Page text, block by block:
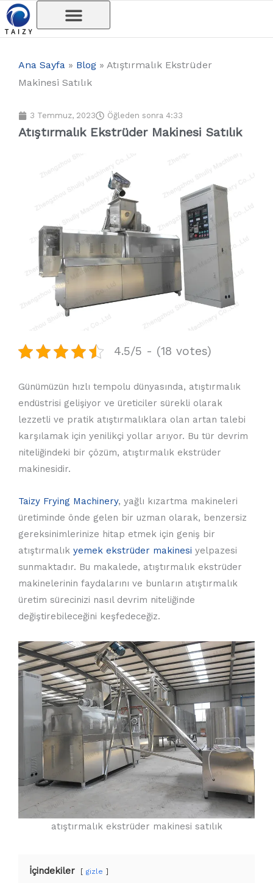
İçeriğe
atla
Ana Sayfa » Blog » Atıştırmalık Ekstrüder
Makinesi Satılık
3 Temmuz, 2023 Öğleden sonra 4:33
Atıştırmalık Ekstrüder Makinesi Satılık
4.5/5 - (18 votes)
Günümüzün hızlı tempolu dünyasında, atıştırmalık
endüstrisi gelişiyor ve üreticiler sürekli olarak
lezzetli ve pratik atıştırmalıklara olan artan talebi
karşılamak için yenilikçi yollar arıyor. Bu tür devrim
niteliğindeki bir çözüm, atıştırmalık ekstrüder
makinesidir.
Taizy Frying Machinery, yağlı kızartma makineleri
üretiminde önde gelen bir uzman olarak, benzersiz
gereksinimlerinize hitap etmek için geniş bir
atıştırmalık yemek ekstrüder makinesi yelpazesi
sunmaktadır. Bu makalede, atıştırmalık ekstrüder
makinelerinin faydalarını ve bunların atıştırmalık
üretim sürecinizi nasıl devrim niteliğinde
değiştirebileceğini keşfedeceğiz.
atıştırmalık ekstrüder makinesi satılık
İçindekiler gizle